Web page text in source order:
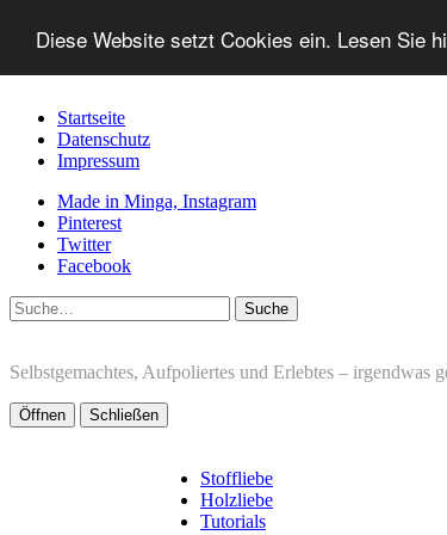
Diese Website setzt Cookies ein. Lesen Sie
Startseite
Datenschutz
Impressum
Made in Minga, Instagram
Pinterest
Twitter
Facebook
Suche
Selbstgemachtes, Aufpoliertes und Erlebtes – irgendwas
Öffnen Schließen
Stoffliebe
Holzliebe
Tutorials